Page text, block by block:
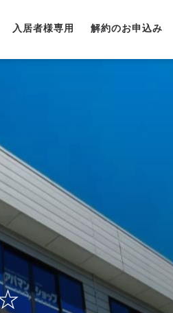
入居者様専用 解約のお申込み